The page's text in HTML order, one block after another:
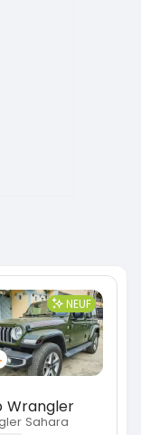
NEUF
Wrangler
Sahara